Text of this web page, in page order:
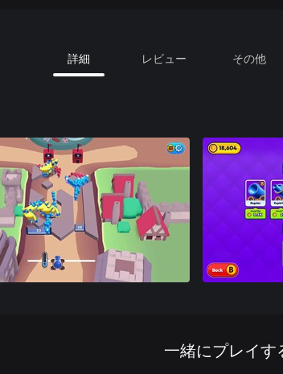
詳細 レビュー その他
一緒にプレイす